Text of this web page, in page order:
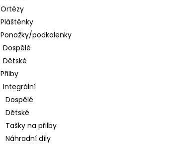
Ortézy
Pláštěnky
Ponožky/podkolenky
Dospělé
Dětské
Přilby
Integrální
Dospělé
Dětské
Tašky na přilby
Náhradní díly